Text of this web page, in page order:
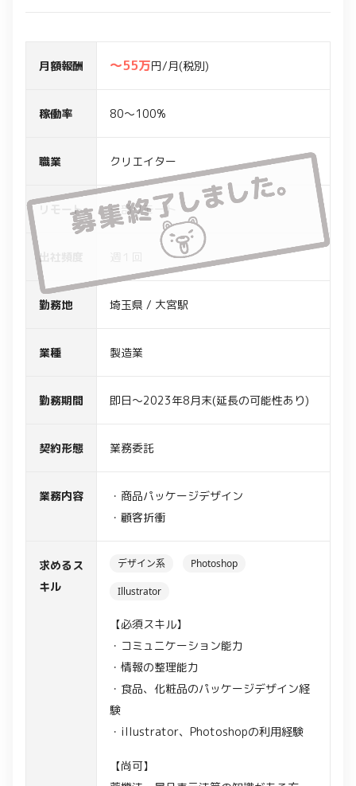
月額報酬 〜55万円/月(税別)
稼働率 80～100%
職業 クリエイター
リモート 一部リモート
出社頻度
勤務地 埼玉県 / 大宮駅
業種 製造業
勤務期間 即日～2023年8月末(延長の可能性あり)
契約形態 業務委託
業務内容
・商品パッケージデザイン
・顧客折衝
求めるス
キル
デザイン系 Photoshop
Illustrator
【必須スキル】
・コミュニケーション能力
・情報の整理能力
・食品、化粧品のパッケージデザイン経
験
・illustrator、Photoshopの利用経験
【尚可】